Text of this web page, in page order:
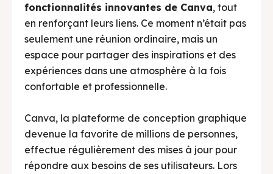
fonctionnalités innovantes de Canva, tout
en renforçant leurs liens. Ce moment n’était pas
seulement une réunion ordinaire, mais un
espace pour partager des inspirations et des
expériences dans une atmosphère à la fois
confortable et professionnelle.
Canva, la plateforme de conception graphique
devenue la favorite de millions de personnes,
effectue régulièrement des mises à jour pour
répondre aux besoins de ses utilisateurs. Lors